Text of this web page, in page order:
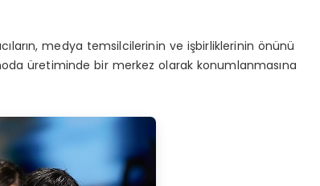
medya temsilcilerinin ve işbirliklerinin önünü
üretiminde bir merkez olarak konumlanmasına